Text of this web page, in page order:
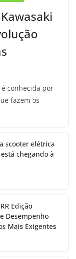
conhecida por
fazem os
scooter elétrica
chegando à
Edição
Desempenho
Mais Exigentes